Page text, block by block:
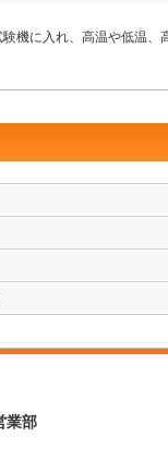
機に入れ、高温や低温
部